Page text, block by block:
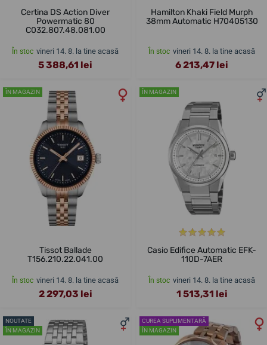
Certina DS Action Diver
Powermatic 80
C032.807.48.081.00
În stoc vineri 14. 8. la tine acasă
5 388,61 lei
Hamilton Khaki Field Murph
38mm Automatic H70405130
În stoc vineri 14. 8. la tine acasă
6 213,47 lei
ÎN MAGAZIN
Tissot Ballade
T156.210.22.041.00
În stoc vineri 14. 8. la tine acasă
2 297,03 lei
ÎN MAGAZIN
Casio Edifice Automatic EFK-
110D-7AER
În stoc vineri 14. 8. la tine acasă
1 513,31 lei
NOUTATE
ÎN MAGAZIN
CUREA SUPLIMENTARĂ
ÎN MAGAZIN